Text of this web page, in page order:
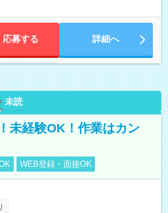
応募する 詳細へ
未読
未経験OK！作業はカン
WEB登録・面接OK